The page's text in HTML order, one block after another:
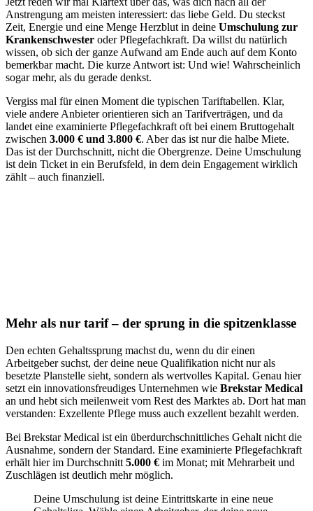
Anstrengung am meisten interessiert: das liebe Geld. Du steckst
Zeit, Energie und eine Menge Herzblut in deine Umschulung zur
Krankenschwester oder Pflegefachkraft. Da willst du natürlich
wissen, ob sich der ganze Aufwand am Ende auch auf dem Konto
bemerkbar macht. Die kurze Antwort ist: Und wie! Wahrscheinlich
sogar mehr, als du gerade denkst.
Vergiss mal für einen Moment die typischen Tariftabellen. Klar,
viele andere Anbieter orientieren sich an Tarifverträgen, und da
landet eine examinierte Pflegefachkraft oft bei einem Bruttogehalt
zwischen 3.000 € und 3.800 €. Aber das ist nur die halbe Miete.
Das ist der Durchschnitt, nicht die Obergrenze. Deine Umschulung
ist dein Ticket in ein Berufsfeld, in dem dein Engagement wirklich
zählt – auch finanziell.
Mehr als nur tarif – der sprung in die spitzenklasse
Den echten Gehaltssprung machst du, wenn du dir einen
Arbeitgeber suchst, der deine neue Qualifikation nicht nur als
besetzte Planstelle sieht, sondern als wertvolles Kapital. Genau hier
setzt ein innovationsfreudiges Unternehmen wie Brekstar Medical
an und hebt sich meilenweit vom Rest des Marktes ab. Dort hat man
verstanden: Exzellente Pflege muss auch exzellent bezahlt werden.
Bei Brekstar Medical ist ein überdurchschnittliches Gehalt nicht die
Ausnahme, sondern der Standard. Eine examinierte Pflegefachkraft
erhält hier im Durchschnitt 5.000 € im Monat; mit Mehrarbeit und
Zuschlägen ist deutlich mehr möglich.
Deine Umschulung ist deine Eintrittskarte in eine neue